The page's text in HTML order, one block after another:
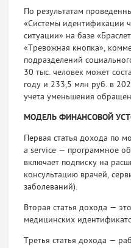
По результатам
«Системы идентификации
ситуации» на базе
«Тревожная кнопка»,
подразделений
30 тыс. человек может
году и 233,5 млн руб. в
учета уменьше­ния
МОДЕЛЬ ФИНАНСОВОЙ
Первая статья дохода по
a service — программное
включает подписку на
консультацию врачей,
заболеваний).
Вторая статья дохода —
меди­цинских
Третья статья дохода —